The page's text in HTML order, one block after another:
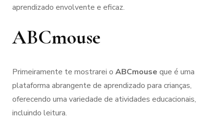
aprendizado envolvente e eficaz.
ABCmouse
Primeiramente te mostrarei o ABCmouse que é uma
plataforma abrangente de aprendizado para crianças,
oferecendo uma variedade de atividades educacionais,
incluindo leitura.